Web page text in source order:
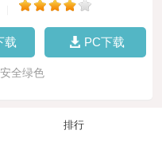
载 PC下载
全绿色
排行